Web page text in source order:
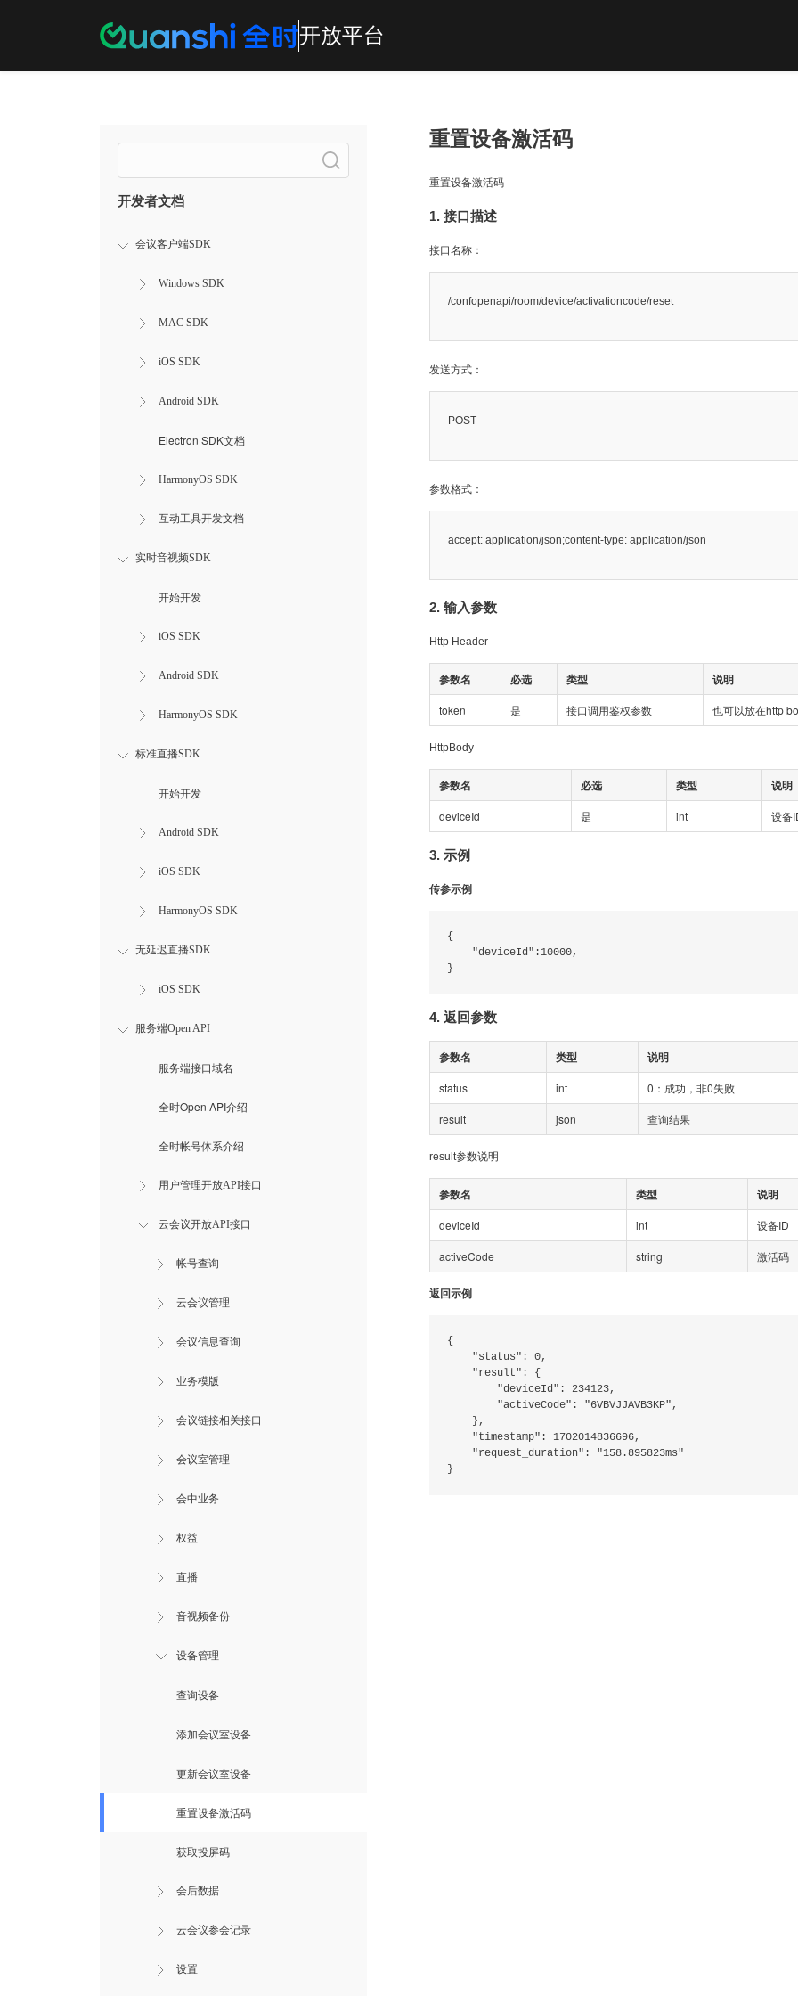
开放平台
开发者文档
会议客户端SDK
Windows SDK
MAC SDK
iOS SDK
Android SDK
Electron SDK文档
HarmonyOS SDK
互动工具开发文档
实时音视频SDK
开始开发
iOS SDK
Android SDK
HarmonyOS SDK
标准直播SDK
开始开发
Android SDK
iOS SDK
HarmonyOS SDK
无延迟直播SDK
iOS SDK
服务端Open API
服务端接口域名
全时Open API介绍
全时帐号体系介绍
用户管理开放API接口
云会议开放API接口
帐号查询
云会议管理
会议信息查询
业务模版
会议链接相关接口
会议室管理
会中业务
权益
直播
音视频备份
设备管理
查询设备
添加会议室设备
更新会议室设备
重置设备激活码
获取投屏码
会后数据
云会议参会记录
设置
重置设备激活码
重置设备激活码
1. 接口描述
接口名称：
/confopenapi/room/device/activationcode/reset
发送方式：
POST
参数格式：
accept: application/json;content-type: application/json
2. 输入参数
Http Header
参数名 必选 类型 说明
token 是 接口调用鉴权参数 也可以放在http
HttpBody
参数名 必选 类型 说明
deviceId 是 int 设备
3. 示例
传参示例
{
    "deviceId":10000,
4. 返回参数
参数名 类型 说明
status int 0：成功，非0失败
result json 查询结果
result参数说明
参数名 类型 说明
deviceId int 设备ID
activeCode string 激活码
返回示例
{
    "status": 0,
    "result": {
        "deviceId": 234123,
        "activeCode": "6VBVJJAVB3KP",
    },
    "timestamp": 1702014836696,
    "request_duration": "158.895823ms"